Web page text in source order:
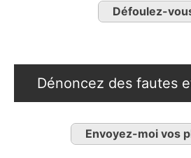
Défoulez-
Dénoncez des fautes
Envoyez-moi vos